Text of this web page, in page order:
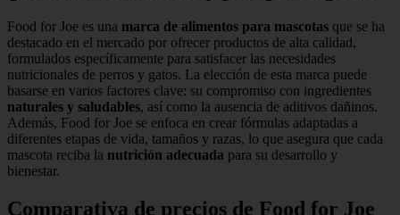
Food for Joe es una marca de alimentos para mascotas que se ha
destacado en el mercado por ofrecer productos de alta calidad,
formulados específicamente para satisfacer las necesidades
nutricionales de perros y gatos. La elección de esta marca puede
basarse en varios factores clave: su compromiso con ingredientes
naturales y saludables, así como la ausencia de aditivos dañinos.
Además, Food for Joe se enfoca en crear fórmulas adaptadas a
diferentes etapas de vida, tamaños y razas, lo que asegura que cada
mascota reciba la nutrición adecuada para su desarrollo y
bienestar.
Comparativa de precios de Food for Joe